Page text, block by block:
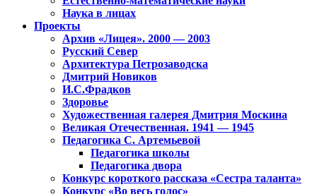
Наука в лицах
Проекты
Архив «Лицея». 2000 — 2003
Русский Север
Архитектура Петрозаводска
Дмитрий Новиков
И.С.Фрадков
Здоровье
Художественная галерея Дмитрия Москина
Великая Отечественная. 1941 — 1945
Педагогика С. Артемьевой
Педагогика школы
Педагогика двора
Конкурс короткого рассказа «Сестра таланта»
Конкурс «Во весь голос»